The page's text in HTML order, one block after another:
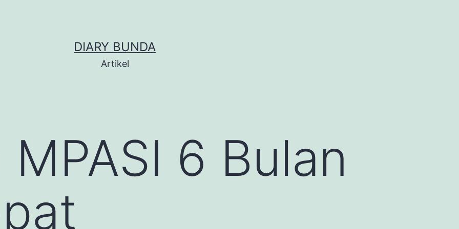
DIARY BUNDA
Artikel
6 Bulan